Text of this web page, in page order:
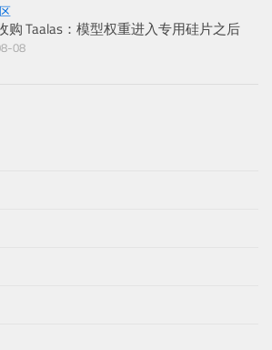
购 Taalas：模型权重进入专用硅片之后
08